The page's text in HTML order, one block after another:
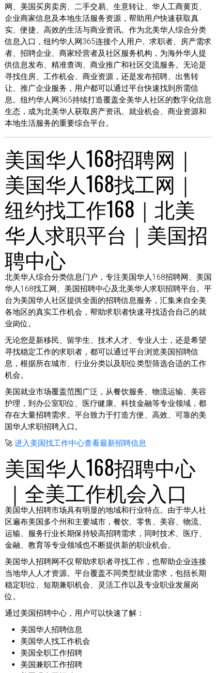
网、美国买房卖房、二手交易、生意转让、华人工商黄页、
企业商家信息及本地生活服务资源，帮助用户快速获取真
实、便捷、高效的生活与商业资讯。作为北美华人综合分类
信息入口，纽约华人网365连接个人用户、求职者、房产需求
者、招聘企业、商家经营者及社区服务机构，为海外华人提
供信息发布、精准查询、商业推广和社区交流服务。无论是
寻找住房、工作机会、商业资源，还是发布招聘、出售转
让、推广企业服务，用户都可以通过平台快速找到所需信
息。纽约华人网365持续打造覆盖全美华人社区的数字化信息
生态，成为北美华人获取房产资讯、就业机会、商业资源和
本地生活服务的重要综合平台。
美国华人168招聘网｜
美国华人168找工网｜
纽约找工作168｜北美
华人求职平台｜美国招
聘中心
北美华人综合分类信息门户，专注美国华人168招聘网、美国
华人168找工网、美国招聘中心及北美华人求职招聘平台。平
台为美国华人社区提供全面的招聘信息服务，汇集来自全美
各地区的真实工作机会，帮助求职者快速寻找适合自己的就
业岗位。
无论您是新移民、留学生、技术人才、专业人士，还是希望
寻找稳定工作的求职者，都可以通过平台浏览美国招聘信
息，根据所在城市、行业分类以及职位类型筛选合适的工作
机会。
美国就业市场覆盖范围广泛，从餐饮服务、物流运输、美容
护理，到办公室职位、医疗健康、科技金融等专业领域，都
存在大量招聘需求。平台致力于打造方便、高效、可靠的美
国华人求职招聘入口。
🚀 进入美国找工作中心查看最新招聘信息
美国华人168招聘中心
｜全美工作机会入口
美国华人招聘市场具有明显的地域和行业特点。由于华人社
区遍布美国多个州和主要城市，餐饮、零售、美容、物流、
运输、服务行业长期保持较高招聘需求，同时技术、医疗、
金融、教育等专业领域也不断提供新的职业机会。
美国华人招聘网不仅帮助求职者寻找工作，也帮助企业连接
当地华人人才资源。平台覆盖不同类型就业需求，包括长期
稳定职位、短期兼职机会、灵活工作以及专业职业发展岗
位。
通过美国招聘中心，用户可以快速了解：
美国华人招聘信息
美国华人找工作机会
美国全职工作招聘
美国兼职工作招聘